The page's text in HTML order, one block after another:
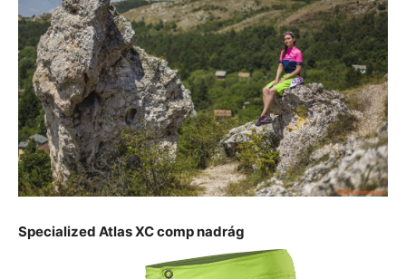
Specialized Atlas XC comp nadrág